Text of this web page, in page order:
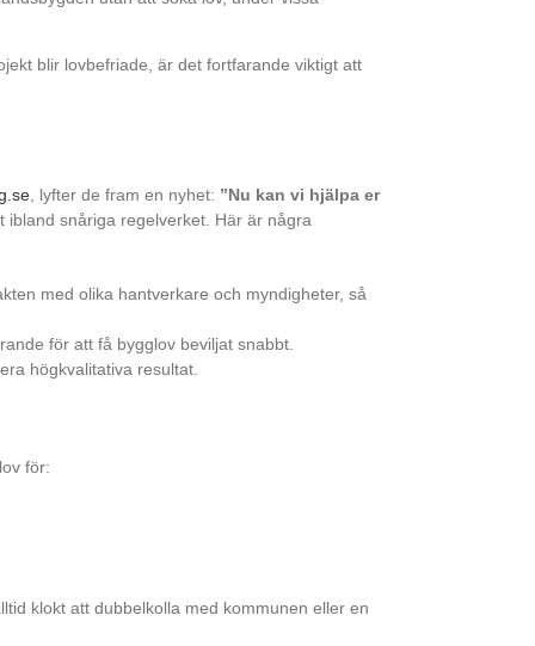
blir lovbefriade, är det fortfarande viktigt att
, lyfter de fram en nyhet: ”Nu kan vi hjälpa er
ibland snåriga regelverket. Här är några
med olika hantverkare och myndigheter, så
för att få bygglov beviljat snabbt.
högkvalitativa resultat.
för:
klokt att dubbelkolla med kommunen eller en